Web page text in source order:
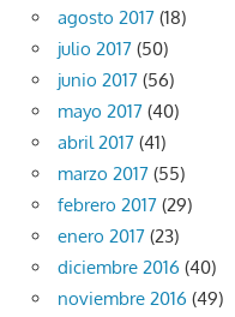
agosto 2017 (18)
julio 2017 (50)
junio 2017 (56)
mayo 2017 (40)
abril 2017 (41)
marzo 2017 (55)
febrero 2017 (29)
enero 2017 (23)
diciembre 2016 (40)
noviembre 2016 (49)